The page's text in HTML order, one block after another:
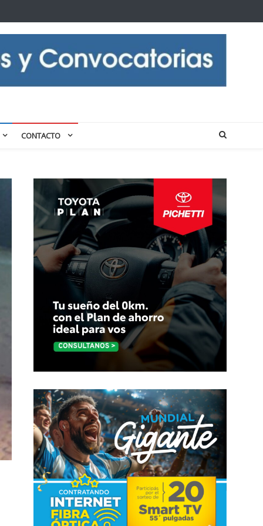
CONTACTO